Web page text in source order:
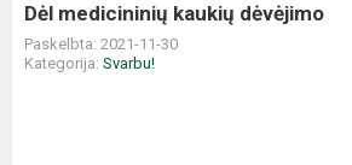
Dėl medicininių kaukių dėvėjimo
Paskelbta: 2021-11-30
Kategorija: Svarbu!